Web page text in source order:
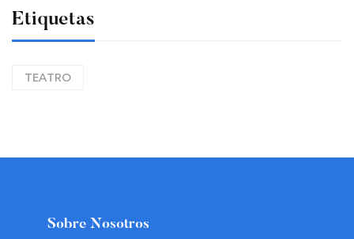
Etiquetas
TEATRO
Sobre Nosotros